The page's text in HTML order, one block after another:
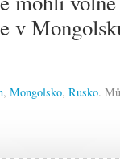
v
, Mongolsko, Rusko.